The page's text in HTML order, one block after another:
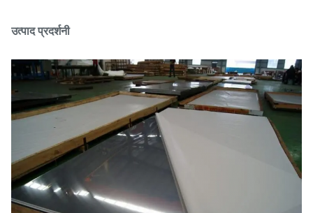
उत्पाद प्रदर्शनी